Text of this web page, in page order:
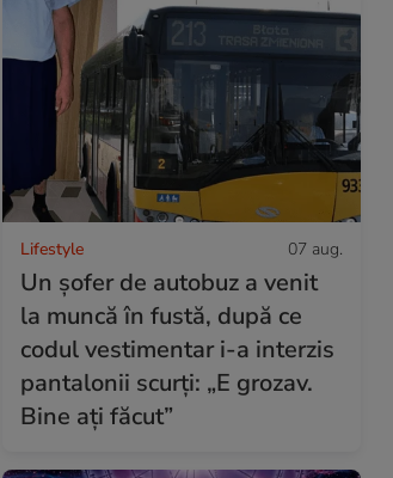
Lifestyle 07 aug.
Un șofer de autobuz a venit
la muncă în fustă, după ce
codul vestimentar i-a interzis
pantalonii scurți: „E grozav.
Bine ați făcut”